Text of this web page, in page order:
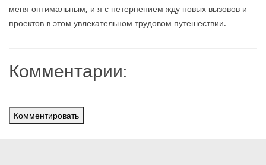
меня оптимальным, и я с нетерпением жду новых вызовов и
проектов в этом увлекательном трудовом путешествии.
Комментарии:
Комментировать